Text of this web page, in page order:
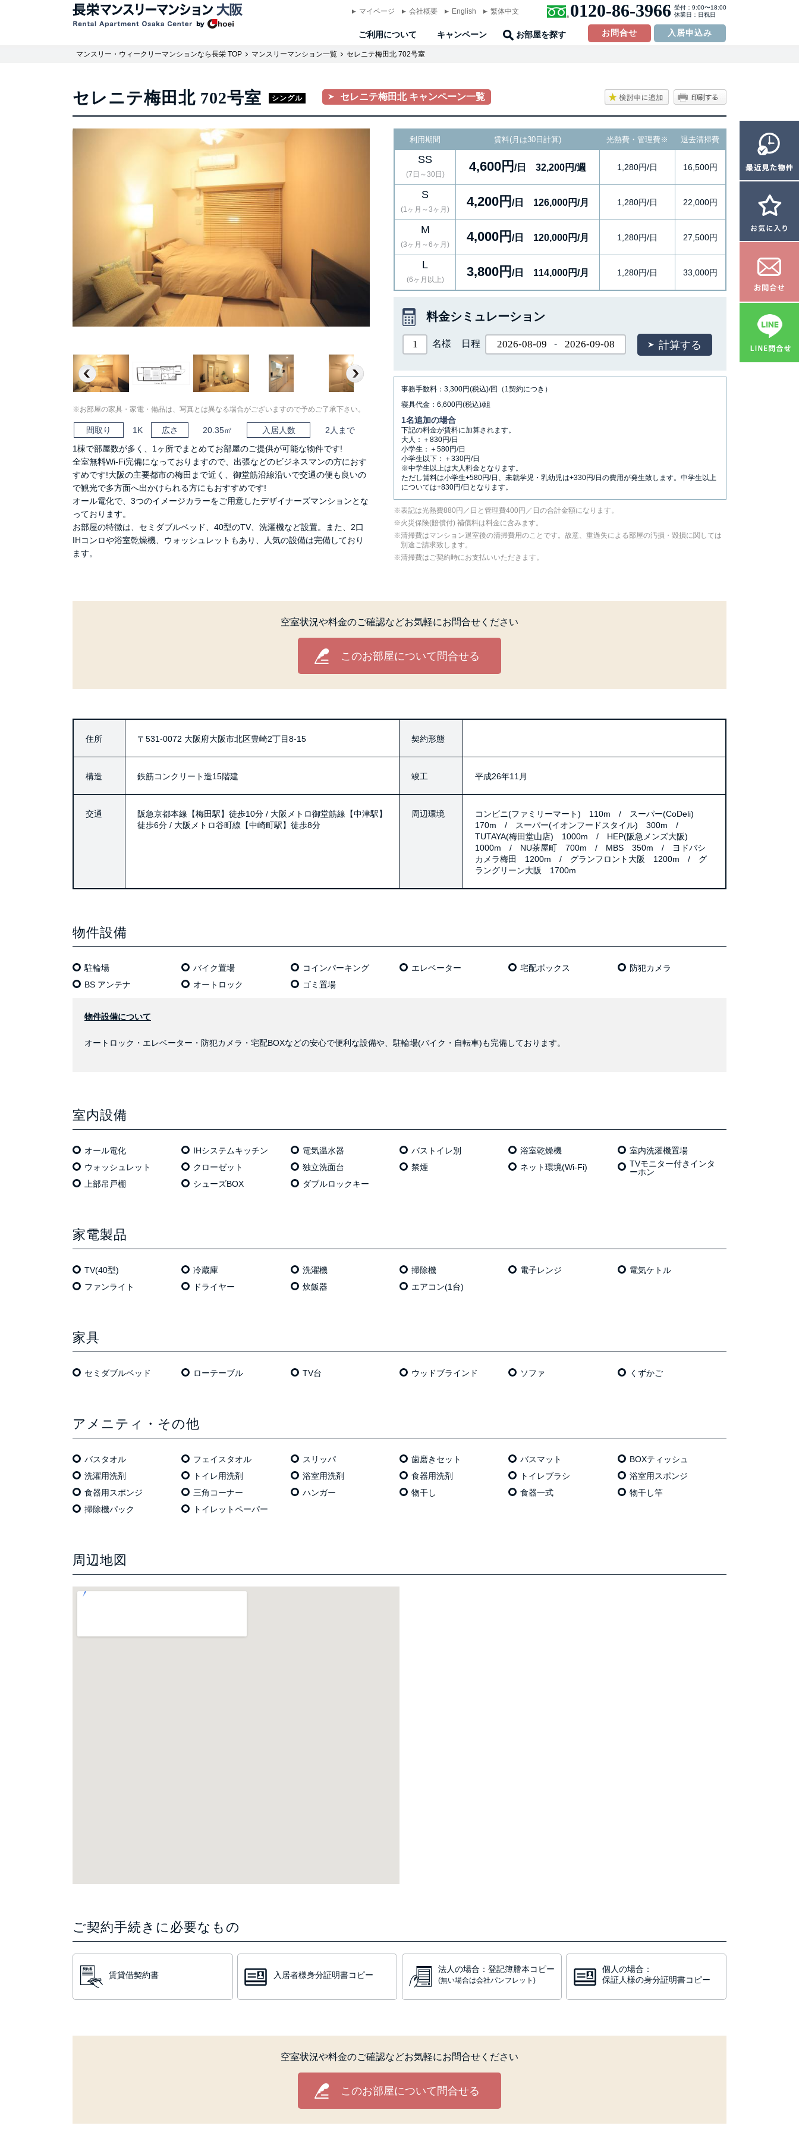
マイページ 会社概要 English 繁体中文 0120-86-3966 受付：9:00〜18:00
休業日：日祝日
ご利用について キャンペーン お部屋を探す お問合せ 入居申込み
マンスリー・ウィークリーマンションなら長栄 TOP マンスリーマンション一覧 セレニテ梅田北 702号室
セレニテ梅田北 702号室 シングル セレニテ梅田北 キャンペーン一覧
Previous Next
※お部屋の家具・家電・備品は、写真とは異なる場合がございますので予めご了承下さい。
間取り 1K 広さ 20.35㎡ 入居人数
2人まで
1棟で部屋数が多く、1ヶ所でまとめてお部屋のご提供が可能な物件です!
全室無料Wi-Fi完備になっておりますので、出張などのビジネスマンの方におす
すめです!大阪の主要都市の梅田まで近く、御堂筋沿線沿いで交通の便も良いの
で観光で多方面へ出かけられる方にもおすすめです!
オール電化で、3つのイメージカラーをご用意したデザイナーズマンションとな
っております。
お部屋の特徴は、セミダブルベッド、40型のTV、洗濯機など設置。また、2口
IHコンロや浴室乾燥機、ウォッシュレットもあり、人気の設備は完備しており
ます。
利用期間 賃料(月は30日計算) 光熱費・管理費※ 退去清掃費
SS
(7日～30日)
4,600円 /日 32,200円/週 1,280円/日 16,500円
S
(1ヶ月～3ヶ月)
4,200円 /日 126,000円/月 1,280円/日 22,000円
M
(3ヶ月～6ヶ月)
4,000円 /日 120,000円/月 1,280円/日 27,500円
L
(6ヶ月以上)
3,800円 /日 114,000円/月 1,280円/日 33,000円
料金シミュレーション
名様 日程 -
事務手数料：3,300円(税込)/回（1契約につき）
寝具代金：6,600円(税込)/組
1名追加の場合
下記の料金が賃料に加算されます。
大人：＋830円/日
小学生：＋580円/日
小学生以下：＋330円/日
※中学生以上は大人料金となります。
ただし賃料は小学生+580円/日、未就学児・乳幼児は+330円/日の費用が発生致します。中学生以上
については+830円/日となります。
表記は光熱費880円／日と管理費400円／日の合計金額になります。
⽕災保険(賠償付) 補償料は料⾦に含みます。
清掃費はマンション退室後の清掃費用のことです。故意、重過失による部屋の汚損・毀損に関しては
別途ご請求致します。
清掃費はご契約時にお支払いいただきます。
空室状況や料金のご確認などお気軽にお問合せください
このお部屋について問合せる
住所 〒531-0072 大阪府大阪市北区豊崎2丁目8-15 契約形態
構造 鉄筋コンクリート造15階建 竣工 平成26年11月
交通
阪急京都本線【梅田駅】徒歩10分 / 大阪メトロ御堂筋線【中津駅】
徒歩6分 / 大阪メトロ谷町線【中崎町駅】徒歩8分
周辺環境
コンビニ(ファミリーマート) 110m / スーパー(CoDeli)
170m / スーパー(イオンフードスタイル) 300m /
TUTAYA(梅田堂山店) 1000m / HEP(阪急メンズ大阪)
1000m / NU茶屋町 700m / MBS 350m / ヨドバシ
カメラ梅田 1200m / グランフロント大阪 1200m / グ
ラングリーン大阪 1700m
物件設備
駐輪場 バイク置場 コインパーキング エレベーター 宅配ボックス
防犯カメラ
BS アンテナ
オートロック ゴミ置場
物件設備について
オートロック・エレベーター・防犯カメラ・宅配BOXなどの安心で便利な設備や、駐輪場(バイク・自転車)も完備しております。
室内設備
オール電化 IHシステムキッチン 電気温⽔器 バストイレ別 浴室乾燥機
室内洗濯機置場
ウォッシュレット
クローゼット 独⽴洗⾯台 禁煙 ネット環境(Wi-Fi)
TVモニター付きインタ
ーホン
上部吊戸棚
シューズBOX ダブルロックキー
家電製品
TV(40型) 冷蔵庫 洗濯機 掃除機 電⼦レンジ
電気ケトル
ファンライト
ドライヤー 炊飯器 エアコン(1台)
家具
セミダブルベッド ローテーブル TV台 ウッドブラインド ソファ くずかご
アメニティ・その他
バスタオル フェイスタオル スリッパ 歯磨きセット バスマット
BOXティッシュ
洗濯用洗剤
トイレ用洗剤 浴室用洗剤 食器用洗剤 トイレブラシ
浴室用スポンジ
食器用スポンジ
三角コーナー ハンガー 物干し 食器一式
物干し竿
掃除機パック
トイレットペーパー
周辺地図
ご契約手続きに必要なもの
賃貸借契約書 入居者様身分証明書コピー
法人の場合：登記簿謄本コピー
(無い場合は会社パンフレット)
個人の場合：
保証人様の身分証明書コピー
空室状況や料金のご確認などお気軽にお問合せください
このお部屋について問合せる